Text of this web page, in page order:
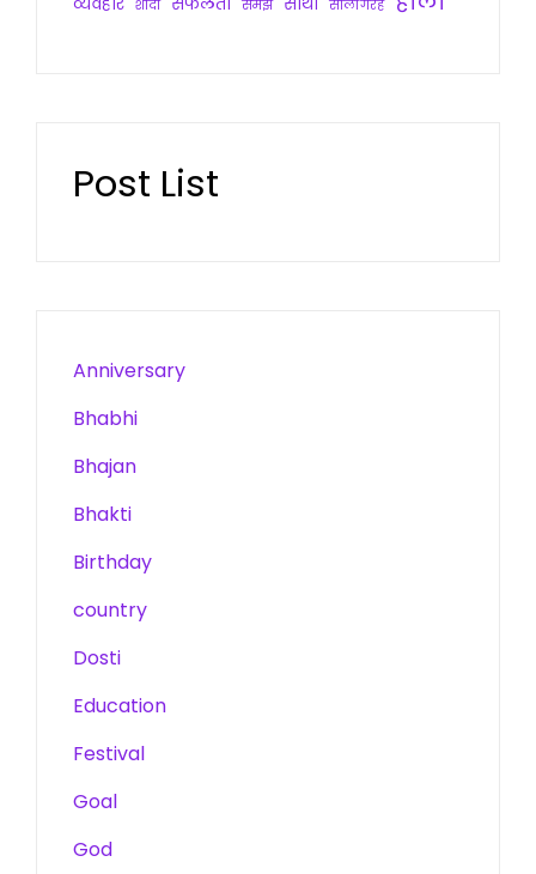
व्यवहार शादी सफलता समझ साथी सालगिरह
Post List
Anniversary
Bhabhi
Bhajan
Bhakti
Birthday
country
Dosti
Education
Festival
Goal
God